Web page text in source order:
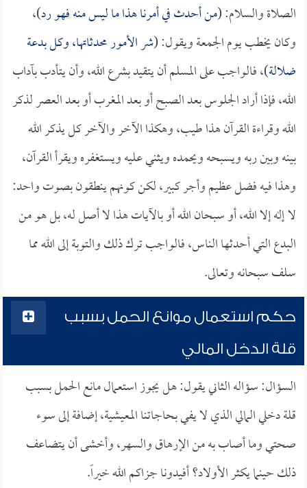
الصلاة والسلام: (من أحدث في أمرنا هذا ما ليس منه فهو رد)،
وكان يخطب يوم الجمعة ويقول: (شر الأمور محدثاتها، وكل بدعة
ضلالة)، فالواجب على المسلم أن يتقيد بشرع الله، وأن يتأدب بآداب
الله، فإذا أراد الجلوس بعد الصبح أو بعد المغرب أو بعد العصر لذكر
الله وقراءة القرآن هذا طيب، وهكذا الآخر والآخر كل يذكر الله
بينه وبين ربه ويسبحه ويحمده ويثني عليه ويستغفره ويقرأ القرآن،
وهذا فيه فضل عظيم وأجر كبير، لكن كونهم ينطقون بصوت واحد:
لا إله إلا الله، أو سبحان الله أو بالآيات هذا لا أصل له، بل هو من
البدع التي أحدثها الناس، فالواجب ترك ذلك والتوبة إلى الله مما
سلف سبحانه وتعالى.
حكم استعمال موانع الحمل بسبب
قلة الدخل المالي
السؤال: سؤاله الثاني يقول: هل يجوز استعمال مانع الحمل بسبب
قلة دخلي المالي الذي لا يفي بحاجاتنا المعيشية، إضافة إلى سوء
صحتي وما أصاب به من الإرهاق والسهر، وأخشى أن يتضاعف
ذلك حينما يكثر الأولاد؟ أفيدونا جزاكم الله خيراً.